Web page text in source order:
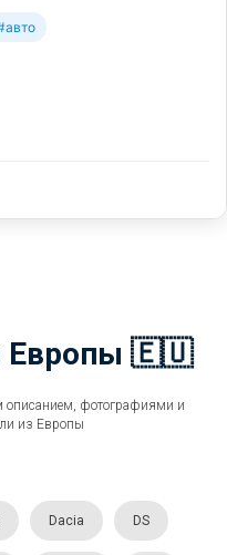
Европы 🇪🇺
описанием, фотографиями и
из Европы
Dacia DS